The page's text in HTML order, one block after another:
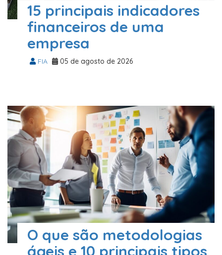
15 principais indicadores
financeiros de uma
empresa
FIA 05 de agosto de 2026
O que são metodologias
ágeis e 10 principais tipos